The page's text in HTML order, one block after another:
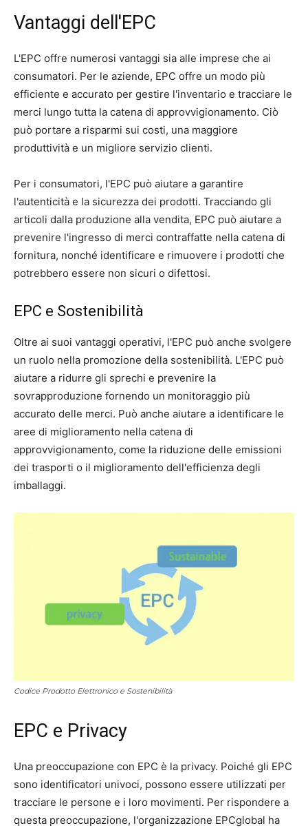
Vantaggi dell'EPC
L'EPC offre numerosi vantaggi sia alle imprese che ai
consumatori. Per le aziende, EPC offre un modo più
efficiente e accurato per gestire l'inventario e tracciare le
merci lungo tutta la catena di approvvigionamento. Ciò
può portare a risparmi sui costi, una maggiore
produttività e un migliore servizio clienti.
Per i consumatori, l'EPC può aiutare a garantire
l'autenticità e la sicurezza dei prodotti. Tracciando gli
articoli dalla produzione alla vendita, EPC può aiutare a
prevenire l'ingresso di merci contraffatte nella catena di
fornitura, nonché identificare e rimuovere i prodotti che
potrebbero essere non sicuri o difettosi.
EPC e Sostenibilità
Oltre ai suoi vantaggi operativi, l'EPC può anche svolgere
un ruolo nella promozione della sostenibilità. L'EPC può
aiutare a ridurre gli sprechi e prevenire la
sovrapproduzione fornendo un monitoraggio più
accurato delle merci. Può anche aiutare a identificare le
aree di miglioramento nella catena di
approvvigionamento, come la riduzione delle emissioni
dei trasporti o il miglioramento dell'efficienza degli
imballaggi.
Codice Prodotto Elettronico e Sostenibilità
EPC e Privacy
Una preoccupazione con EPC è la privacy. Poiché gli EPC
sono identificatori univoci, possono essere utilizzati per
tracciare le persone e i loro movimenti. Per rispondere a
questa preoccupazione, l'organizzazione EPCglobal ha